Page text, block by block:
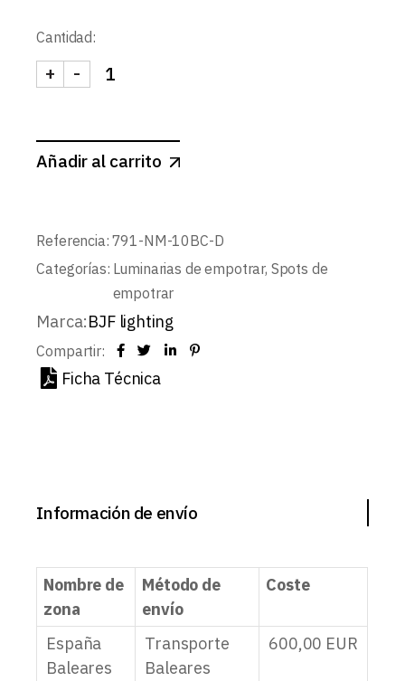
Cantidad:
SPOT REDONDO CONCAVO ASIMETRICO
-
+
Añadir al carrito
Referencia: 791-NM-10BC-D
Categorías: Luminarias de empotrar, Spots de
empotrar
Marca:BJF lighting
Compartir:
Ficha Técnica
Información de envío
Nombre de
zona
Método de
envío
Coste
España
Baleares
Transporte
Baleares
600,00 EUR